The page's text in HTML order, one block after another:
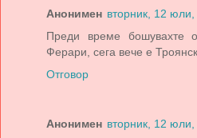
Анонимен вторник, 12
Преди време бошувахте
Ферари, сега вече е
Отговор
Анонимен вторник, 12